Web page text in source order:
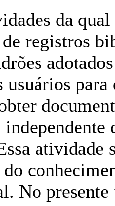
da
de registros
usuários
atividade
No presente